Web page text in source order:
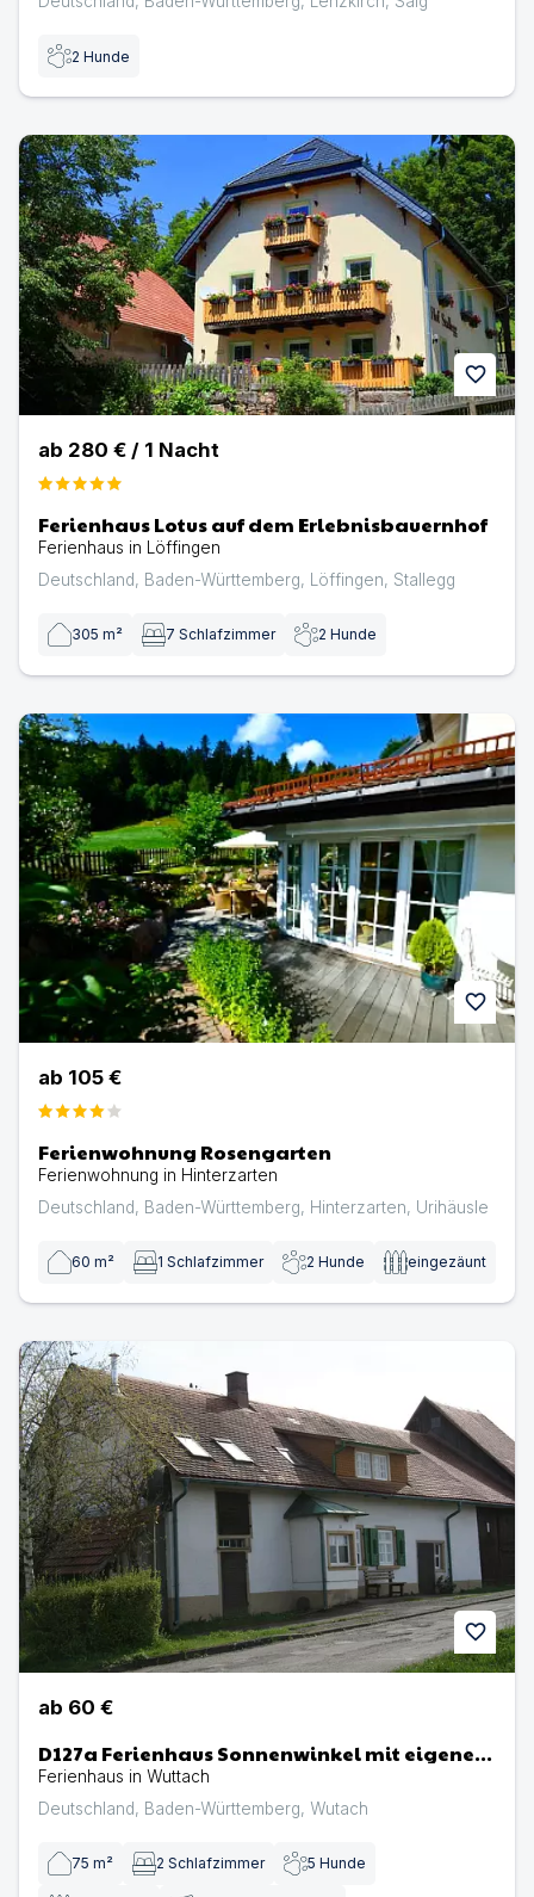
2 Hunde
favorite
Ferienhaus Lotus auf dem Erlebnisbauernhof |
ab 280 € / 1 Nacht
Ferienhaus Lotus auf dem Erlebnisbauernhof
Ferienhaus in Löffingen
Deutschland, Baden-Württemberg, Löffingen, Stallegg
305 m² 7 Schlafzimmer 2 Hunde
favorite
Ferienwohnung Rosengarten | Ferienwohnung in
ab 105 €
Ferienwohnung Rosengarten
Ferienwohnung in Hinterzarten
Deutschland, Baden-Württemberg, Hinterzarten, Urihäusle
60 m² 1 Schlafzimmer 2 Hunde eingezäunt
favorite
D127a Ferienhaus Sonnenwinkel mit eigenem
ab 60 €
D127a Ferienhaus Sonnenwinkel mit eigenem
eingezäunten Garten im Schwarzwald
Ferienhaus in Wuttach
Deutschland, Baden-Württemberg, Wutach
75 m² 2 Schlafzimmer 5 Hunde